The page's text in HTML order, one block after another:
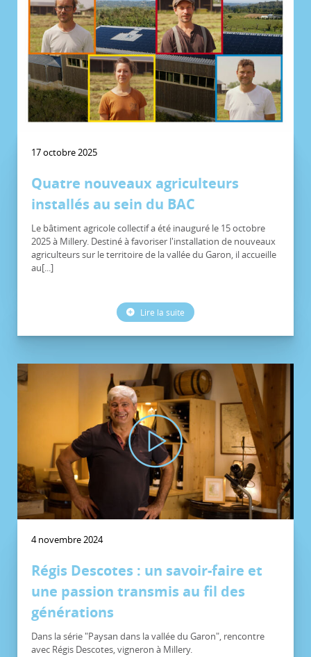
17 octobre 2025
Quatre nouveaux agriculteurs
installés au sein du BAC
Le bâtiment agricole collectif a été inauguré le 15 octobre
2025 à Millery. Destiné à favoriser l'installation de nouveaux
agriculteurs sur le territoire de la vallée du Garon, il accueille
au[...]
Lire la suite
4 novembre 2024
Régis Descotes : un savoir-faire et
une passion transmis au fil des
générations
Dans la série "Paysan dans la vallée du Garon", rencontre
avec Régis Descotes, vigneron à Millery.